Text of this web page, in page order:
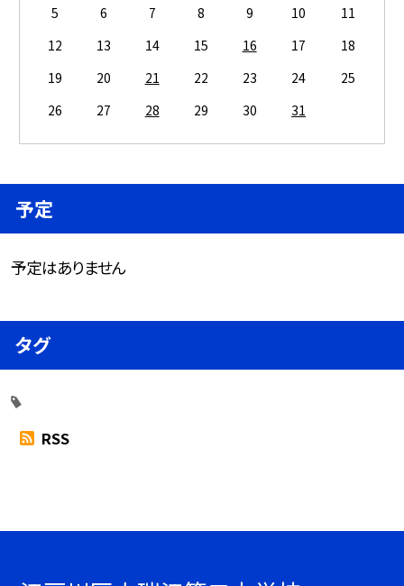
5
6 7 8 9 10
11
12
13 14 15 16 17
18
19
20 21 22 23 24
25
26
27 28 29 30 31
予定
予定はありません
タグ
RSS